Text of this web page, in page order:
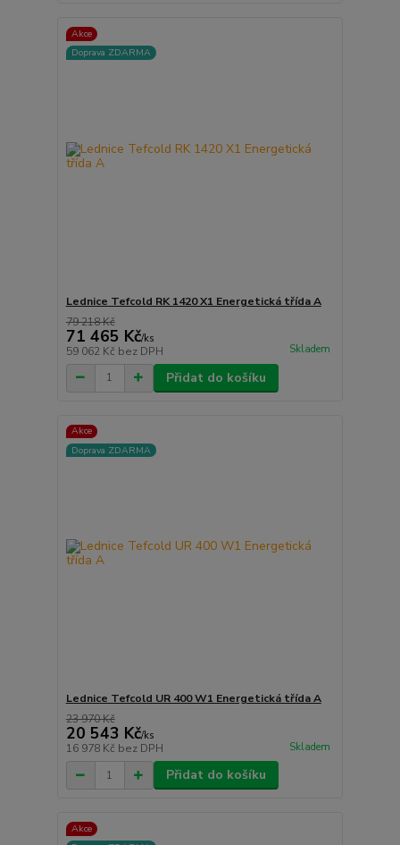
Akce
Doprava ZDARMA
Lednice Tefcold RK 1420 X1 Energetická třída A
79 218 Kč
71 465 Kč/ks
59 062 Kč bez DPH Skladem
Přidat do košíku
Akce
Doprava ZDARMA
Lednice Tefcold UR 400 W1 Energetická třída A
23 970 Kč
20 543 Kč/ks
16 978 Kč bez DPH Skladem
Přidat do košíku
Akce